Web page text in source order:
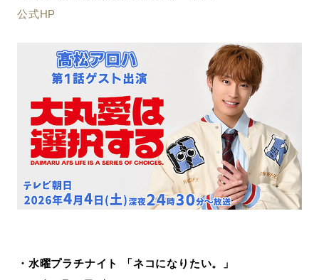
公式HP
・水曜プラチナイト 「ネコになりたい。」